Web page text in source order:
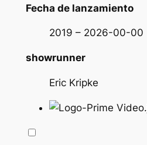
Fecha de lanzamiento
2019 – 2026-00-00
showrunner
Eric Kripke